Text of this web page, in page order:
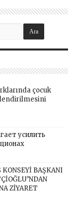
çocuk
усилить
BAŞKANI
ZİYARET